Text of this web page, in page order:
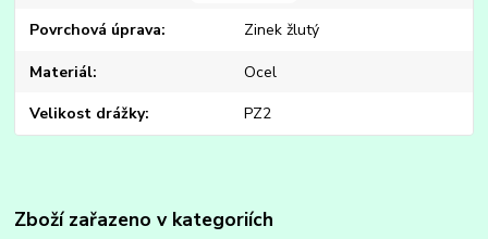
Povrchová úprava Zinek žlutý
Materiál Ocel
Velikost drážky PZ2
Zboží zařazeno v kategoriích